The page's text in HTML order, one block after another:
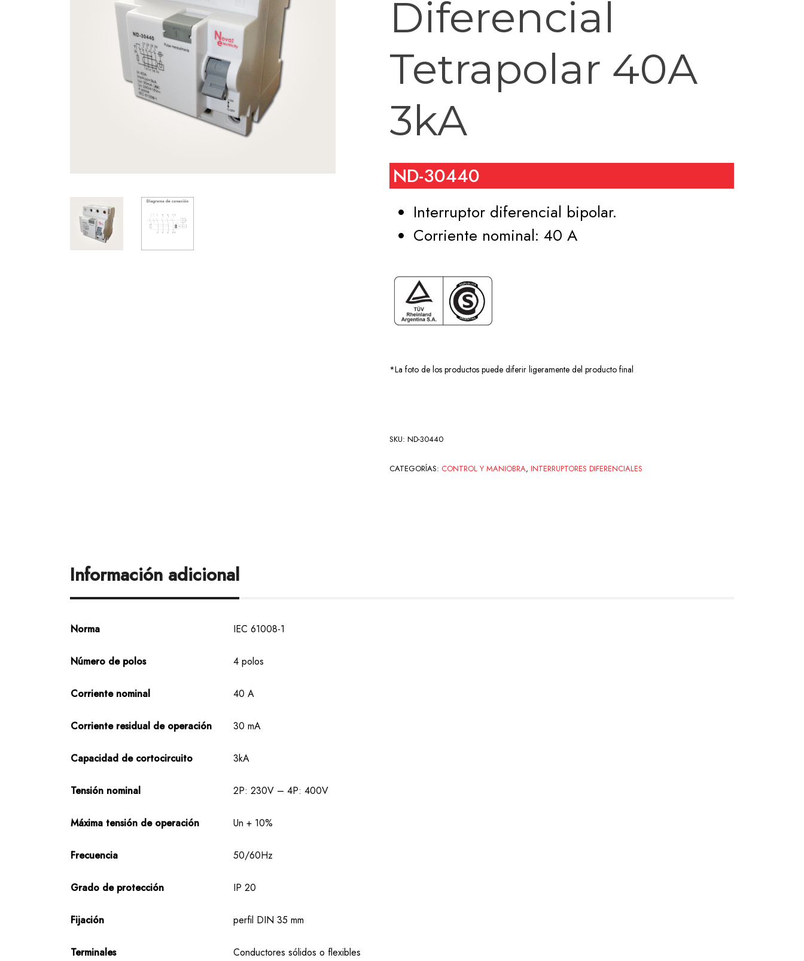
Diferencial
Tetrapolar 40A
3kA
ND-30440
Interruptor diferencial bipolar.
Corriente nominal: 40 A
*La foto de los productos puede diferir ligeramente del producto final
SKU: ND-30440
CATEGORÍAS: CONTROL Y MANIOBRA, INTERRUPTORES DIFERENCIALES
Información adicional
Norma IEC 61008-1
Número de polos 4 polos
Corriente nominal 40 A
Corriente residual de operación 30 mA
Capacidad de cortocircuito 3kA
Tensión nominal 2P: 230V – 4P: 400V
Máxima tensión de operación Un + 10%
Frecuencia 50/60Hz
Grado de protección IP 20
Fijación perfil DIN 35 mm
Terminales Conductores sólidos o flexibles